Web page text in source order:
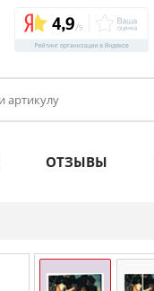
ОТЗЫВЫ